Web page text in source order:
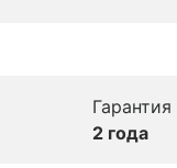
Гарантия
2 года